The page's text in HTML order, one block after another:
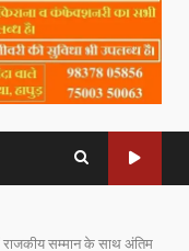
राजकीय सम्मान के साथ अंतिम